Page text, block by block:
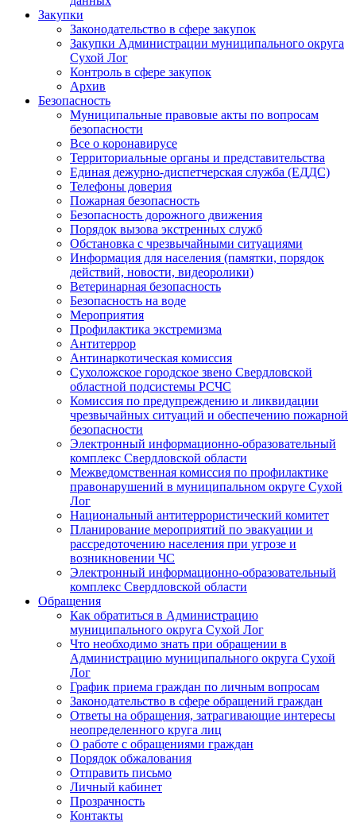
Закупки
Законодательство в сфере закупок
Закупки Администрации муниципального округа
Сухой Лог
Контроль в сфере закупок
Архив
Безопасность
Муниципальные правовые акты по вопросам
безопасности
Все о коронавирусе
Территориальные органы и представительства
Единая дежурно-диспетчерская служба (ЕДДС)
Телефоны доверия
Пожарная безопасность
Безопасность дорожного движения
Порядок вызова экстренных служб
Обстановка с чрезвычайными ситуациями
Информация для населения (памятки, порядок
действий, новости, видеоролики)
Ветеринарная безопасность
Безопасность на воде
Мероприятия
Профилактика экстремизма
Антитеррор
Антинаркотическая комиссия
Сухоложское городское звено Свердловской
областной подсистемы РСЧС
Комиссия по предупреждению и ликвидации
чрезвычайных ситуаций и обеспечению пожарной
безопасности
Электронный информационно-образовательный
комплекс Cвердловской области
Межведомственная комиссия по профилактике
правонарушений в муниципальном округе Сухой
Лог
Национальный антитеррористический комитет
Планирование мероприятий по эвакуации и
рассредоточению населения при угрозе и
возникновении ЧС
Электронный информационно-образовательный
комплекс Свердловской области
Обращения
Как обратиться в Администрацию
муниципального округа Сухой Лог
Что необходимо знать при обращении в
Администрацию муниципального округа Сухой
Лог
График приема граждан по личным вопросам
Законодательство в сфере обращений граждан
Ответы на обращения, затрагивающие интересы
неопределенного круга лиц
О работе с обращениями граждан
Порядок обжалования
Отправить письмо
Личный кабинет
Прозрачность
Контакты